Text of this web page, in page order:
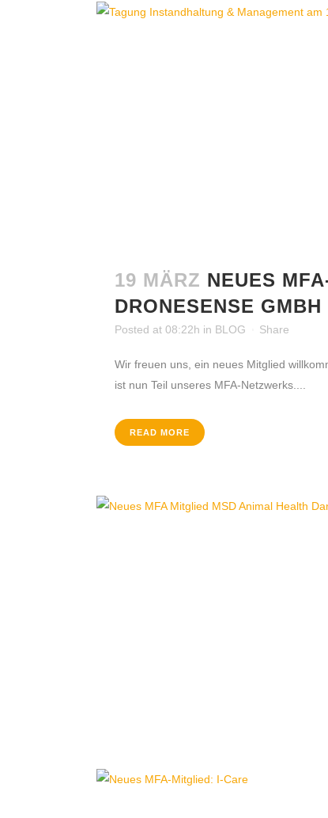
19 MÄRZ NEUES
DRONESENSE GMBH
Posted at 08:22h in BLOG Share
Wir freuen uns, ein neues Mitglied
ist nun Teil unseres MFA-Netzwerks....
READ MORE